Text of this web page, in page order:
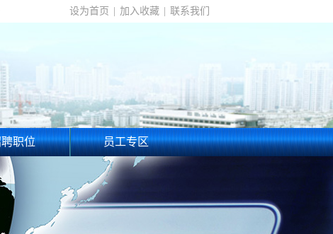
设为首页 加入收藏 联系我们
职位 员工专区